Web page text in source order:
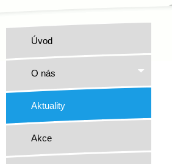
Úvod
O nás
Aktuality
Akce